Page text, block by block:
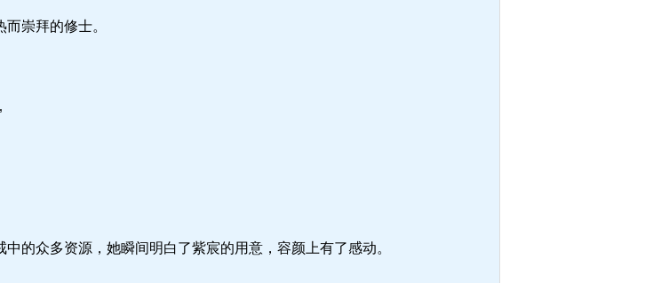
崇拜的修士。
的众多资源，她瞬间明白了紫宸的用意，容颜上有了感动。